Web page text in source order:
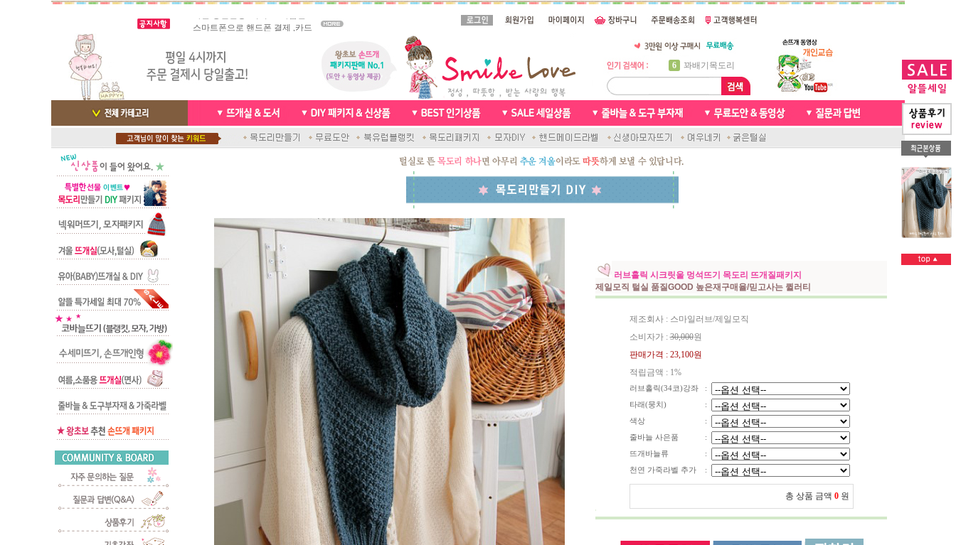
스마트폰으로 핸드폰 결제 ,카드
배송완료 /
7
천연가죽 핸드메이드라벨
8
신생아모자뜨기
9
아기목도리뜨개질
10
손뜨개인형
브라이언 꽈배기목도리
3
앤디목도리
4
5
6
러브홀릭 시크릿울 멍석뜨기 목도리 뜨개질패키지
제일모직 털실 품질GOOD 높은재구매율/믿고사는 퀼러티
제조회사 : 스마일러브/제일모직
소비자가 :30,000원
판매가격 : 23,100원
적립금액 : 1%
러브홀릭(34코)강좌
:
타래(뭉치)
:
색상
:
줄바늘 사은품
:
뜨개바늘류
:
천연 가죽라벨 추가
:
총 상품 금액 0 원